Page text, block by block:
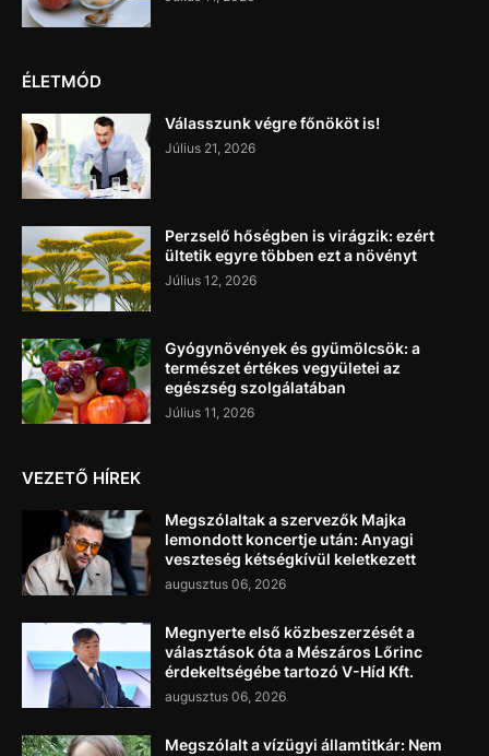
ÉLETMÓD
Válasszunk végre főnököt is!
Július 21, 2026
Perzselő hőségben is virágzik: ezért
ültetik egyre többen ezt a növényt
Július 12, 2026
Gyógynövények és gyümölcsök: a
természet értékes vegyületei az
egészség szolgálatában
Július 11, 2026
VEZETŐ HÍREK
Megszólaltak a szervezők Majka
lemondott koncertje után: Anyagi
veszteség kétségkívül keletkezett
augusztus 06, 2026
Megnyerte első közbeszerzését a
választások óta a Mészáros Lőrinc
érdekeltségébe tartozó V-Híd Kft.
augusztus 06, 2026
Megszólalt a vízügyi államtitkár: Nem